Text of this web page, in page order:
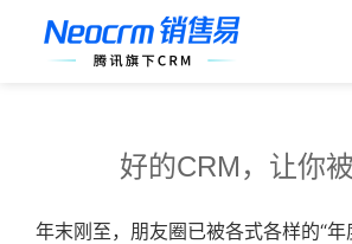
好的CRM，让你
年末刚至，朋友圈已被各式各样的“年